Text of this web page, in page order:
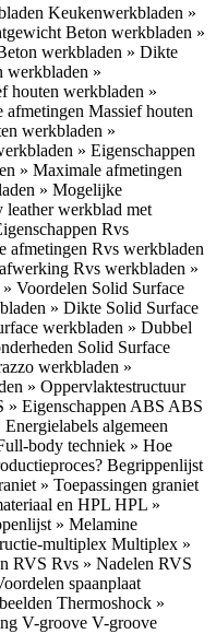
Keukenwerkbladen »
Beton werkbladen »
werkbladen » Dikte
werkbladen »
houten werkbladen »
afmetingen Massief houten
werkbladen »
» Eigenschappen
» Maximale afmetingen
» Mogelijke
leather werkblad met
Rvs
afmetingen Rvs werkbladen
Rvs werkbladen »
Voordelen Solid Surface
» Dikte Solid Surface
werkbladen » Dubbel
Solid Surface
werkbladen »
» Oppervlaktestructuur
» Eigenschappen ABS ABS
algemeen
body techniek » Hoe
Begrippenlijst
» Toepassingen graniet
en HPL HPL »
» Melamine
multiplex Multiplex »
RVS Rvs » Nadelen RVS
spaanplaat
Thermoshock »
V-groove V-groove